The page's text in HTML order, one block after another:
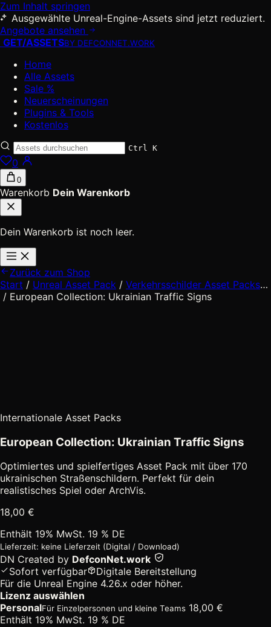
Zum Inhalt springen
Ausgewählte Unreal-Engine-Assets sind jetzt reduziert.
Angebote ansehen
GET/ASSETSBY DEFCONNET.WORK
Home
Alle Assets
Sale %
Neuerscheinungen
Plugins & Tools
Kostenlos
Ctrl K
0
0
Warenkorb Dein Warenkorb
Dein Warenkorb ist noch leer.
Zurück zum Shop
Start / Unreal Asset Pack / Verkehrsschilder Asset Packs…
Zwischenebenen
/ European Collection: Ukrainian Traffic Signs
Internationale Asset Packs
European Collection: Ukrainian Traffic Signs
Optimiertes und spielfertiges Asset Pack mit über 170
ukrainischen Straßenschildern. Perfekt für dein
realistisches Spiel oder ArchVis.
18,00 €
Enthält 19% MwSt. 19 % DE
Lieferzeit: keine Lieferzeit (Digital / Download)
DN Created by DefconNet.work
Sofort verfügbar
Digitale Bereitstellung
Für die Unreal Engine 4.26.x oder höher.
Lizenz auswählen
PersonalFür Einzelpersonen und kleine Teams 18,00 €
Enthält 19% MwSt. 19 % DE